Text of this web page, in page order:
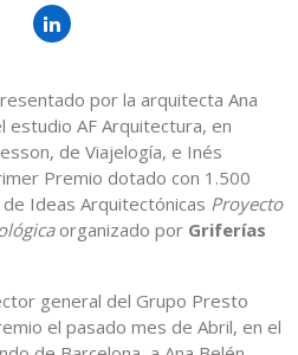
por la arquitecta Ana
estudio AF Arquitectura, en
de Viajelogía, e Inés
Premio dotado con 1.500
Ideas Arquitectónicas Proyecto
organizado por Griferías
general del Grupo Presto
el pasado mes de Abril, en el